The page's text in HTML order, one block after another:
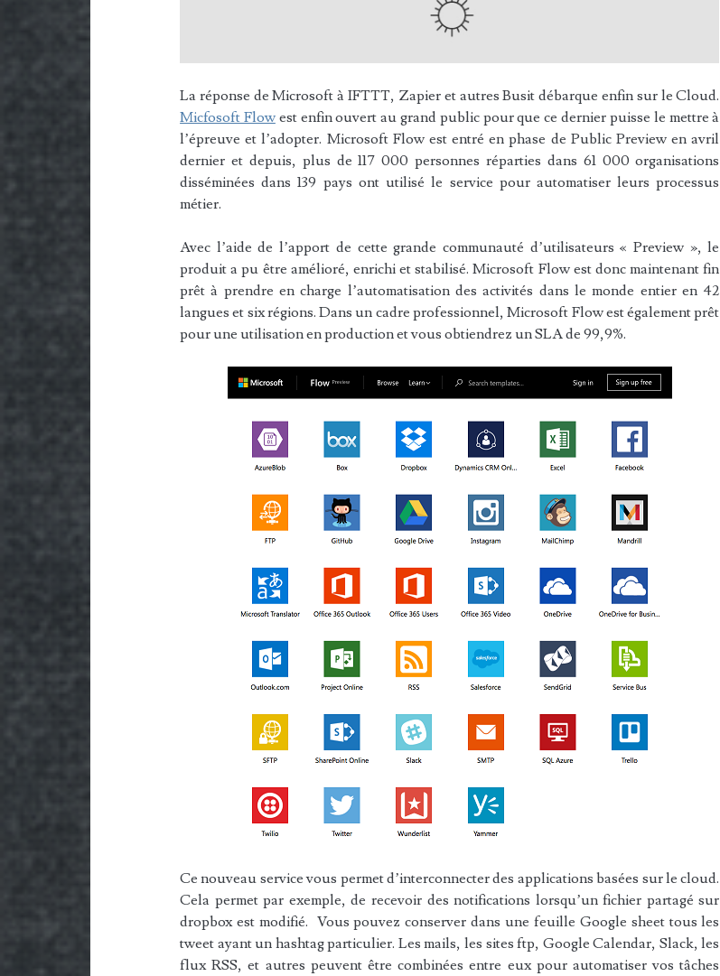
La réponse de Microsoft à IFTTT, Zapier et autres Busit débarque enfin sur le Cloud.
Micfosoft Flowest enfin ouvert au grand public pour que ce dernier puisse le mettre à
l’épreuve et l’adopter. Microsoft Flow est entré en phase de Public Preview en avril
dernier et depuis, plus de 117 000 personnes réparties dans 61 000 organisations
disséminées dans 139 pays ont utilisé le service pour automatiser leurs processus
métier.
Avec l’aide de l’apport de cette grande communauté d’utilisateurs « Preview », le
produit a pu être amélioré, enrichi et stabilisé. Microsoft Flow est donc maintenant fin
prêt à prendre en charge l’automatisation des activités dans le monde entier en 42
langues et six régions. Dans un cadre professionnel, Microsoft Flow est également prêt
pour une utilisation en production et vous obtiendrez un SLA de 99,9%.
Ce nouveau service vous permet d’interconnecter des applications basées sur le cloud.
Cela permet par exemple, de recevoir des notifications lorsqu’un fichier partagé sur
dropbox est modifié. Vous pouvez conserver dans une feuille Google sheet tous les
tweet ayant un hashtag particulier. Les mails, les sites ftp, Google Calendar, Slack, les
flux RSS, et autres peuvent être combinées entre eux pour automatiser vos tâches